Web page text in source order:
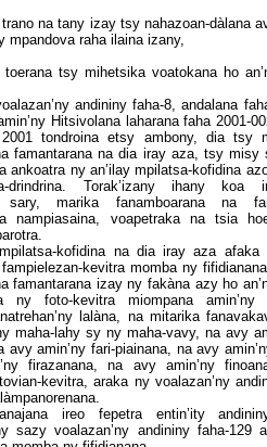
trano na tany izay tsy nahazoan-dàlana
mpandova raha ilaina izany,
toerana tsy mihetsika voatokana ho
andininy faha-8, andalana
Hitsivolana laharana faha 2001-
tondroina etsy ambony, dia tsy
famantarana na dia iray aza, tsy misy
ankoatra ny an’ilay mpilatsa-kofidina
drindrina. Torak’izany ihany koa
sary, marika fanamboarana na
nampiasaina, voapetraka na tsia
kofidina na dia iray aza afaka
fampielezan-kevitra momba ny
famantarana izay ny fakàna azy ho
ny foto-kevitra miompana amin’ny
lalàna, na mitarika
maha-lahy sy ny maha-vavy, na avy
avy amin’ny fari-piainana, na avy
firazanana, na avy amin’ny
kevitra, araka ny voalazan’ny
ireo fepetra entin’ity
sazy voalazan’ny andininy faha-129